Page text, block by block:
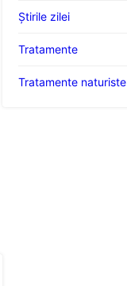
Știrile zilei
Tratamente
Tratamente naturiste